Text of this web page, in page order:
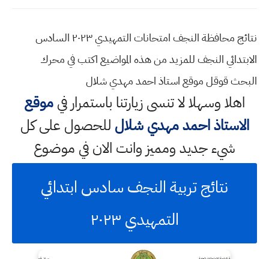
نتائج محافظة النجف امتحانات التمهيدي ٢٠٢٣ السادس
الابتدائي النجف للمزيد من هذه المواضيع اكتب في محرك
البحث قوقل موقع استاذ احمد مهدي شلال
اهلا وسهلالا تنسى زيارتنا باستمرار فيموقع
الاستاذ احمد مهدي شلال للحصول على كل
شيء جديد ومميز وانت الان في موضوع
نتائج تربية النجف سادس ابتدائي
التمهيدي ٢٠٢٣